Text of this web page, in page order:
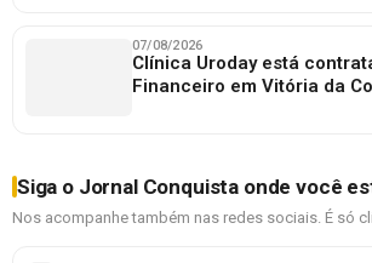
07/08/2026
Clínica Uroday está
Financeiro em Vitória da
Siga o Jornal Conquista onde você
Nos acompanhe também nas redes sociais. É só